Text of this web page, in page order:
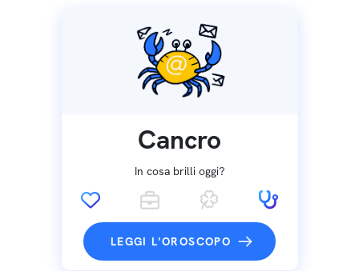
Cancro
In cosa brilli oggi?
LEGGI L'OROSCOPO